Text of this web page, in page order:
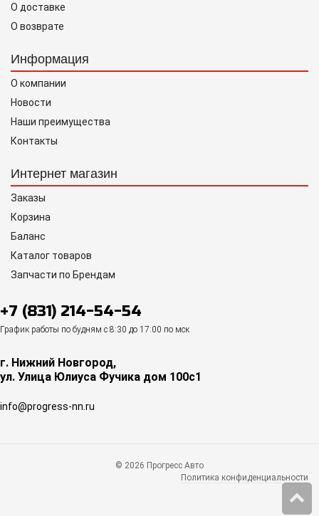
О доставке
О возврате
Информация
О компании
Новости
Наши преимущества
Контакты
Интернет магазин
Заказы
Корзина
Баланс
Каталог товаров
Запчасти по Брендам
+7 (831) 214-54-54
График работы по будням с 8:30 до 17:00 по мск
г. Нижний Новгород,
ул. Улица Юлиуса Фучика дом 100с1
info@progress-nn.ru
© 2026 Прогресс Авто
Политика конфиденциальности